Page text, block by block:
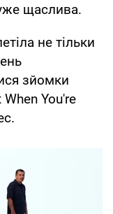
щаслива.
не тільки
зйомки
You're